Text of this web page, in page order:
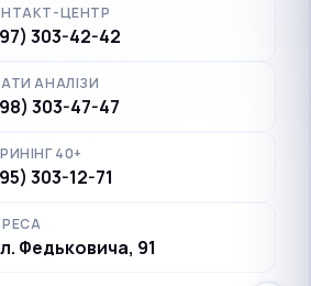
Čeština
ЦЕНТР
303-42-42
АНАЛІЗИ
303-47-47
40+
303-12-71
Федьковича, 91